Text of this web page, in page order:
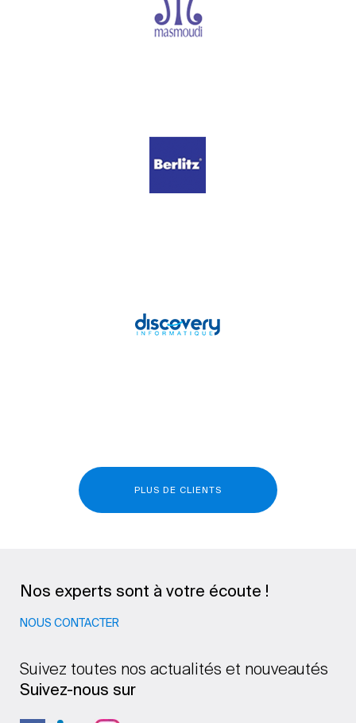
PLUS DE CLIENTS
Nos experts sont à votre écoute !
NOUS CONTACTER
Suivez toutes nos actualités et nouveautés
Suivez-nous sur